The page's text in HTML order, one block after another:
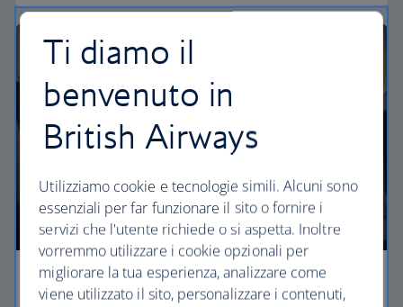
Premium economy
Ti diamo il
benvenuto in
British Airways
Utilizziamo cookie e tecnologie simili. Alcuni sono
essenziali per far funzionare il sito o fornire i
servizi che l'utente richiede o si aspetta. Inoltre
vorremmo utilizzare i cookie opzionali per
migliorare la tua esperienza, analizzare come
viene utilizzato il sito, personalizzare i contenuti,